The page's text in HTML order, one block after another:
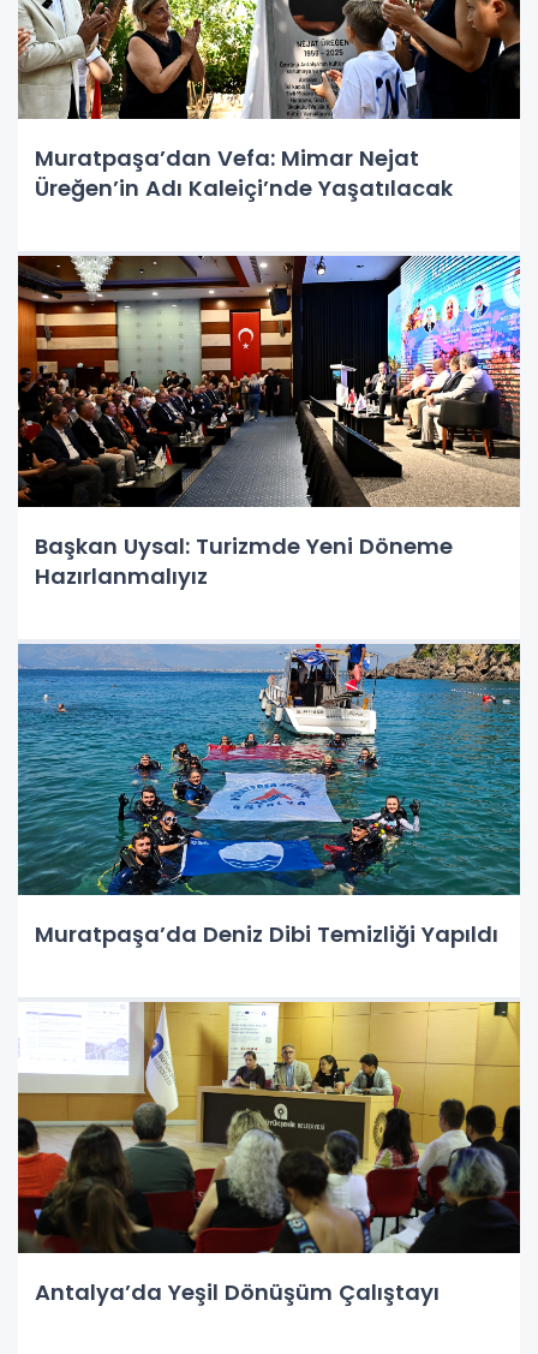
Muratpaşa’dan Vefa: Mimar Nejat
Üreğen’in Adı Kaleiçi’nde Yaşatılacak
Başkan Uysal: Turizmde Yeni Döneme
Hazırlanmalıyız
Muratpaşa’da Deniz Dibi Temizliği Yapıldı
Antalya’da Yeşil Dönüşüm Çalıştayı